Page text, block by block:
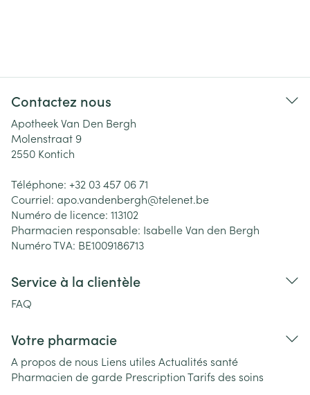
Contactez nous
Apotheek Van Den Bergh
Molenstraat 9
2550 Kontich
Téléphone: +32 03 457 06 71
Courriel: apo.vandenbergh@telenet.be
Numéro de licence: 113102
Pharmacien responsable: Isabelle Van den Bergh
Numéro TVA: BE1009186713
Service à la clientèle
FAQ
Votre pharmacie
A propos de nous Liens utiles Actualités santé
Pharmacien de garde PrescriptionTarifs des soins